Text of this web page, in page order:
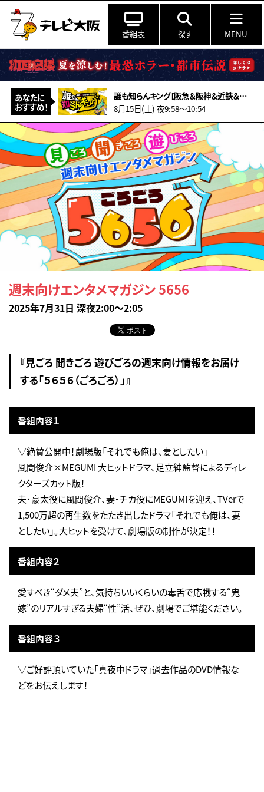
番組表 探す MENU
あなたに
おすすめ！
誰も知らんキング【阪急＆阪神＆近鉄＆南海＆メトロ…鉄道ミステリー2026夏】
8月15日(土) 夜9:58〜10:54
週末向けエンタメマガジン 5656
2025年7月31日 深夜2:00～2:05
『見ごろ 聞きごろ 遊びごろの週末向け情報をお届け
する「５６５６（ごろごろ）」』
番組内容１
▽絶賛公開中！劇場版「それでも俺は、妻としたい」
風間俊介×MEGUMI 大ヒットドラマ、足立紳監督によるディレ
クターズカット版！
夫・豪太役に風間俊介、妻・チカ役にMEGUMIを迎え、TVerで
1,500万超の再生数をたたき出したドラマ「それでも俺は、妻
としたい」。大ヒットを受けて、劇場版の制作が決定！！
番組内容２
愛すべき“ダメ夫”と、気持ちいいくらいの毒舌で応戦する“鬼
嫁”のリアルすぎる夫婦“性”活、ぜひ、劇場でご堪能ください。
番組内容３
▽ご好評頂いていた「真夜中ドラマ」過去作品のDVD情報な
どをお伝えします！